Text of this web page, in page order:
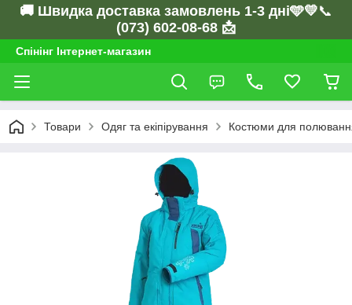
🚚 Швидка доставка замовлень 1-3 дні🩵💛📞
(073) 602-08-68 📩
Спінінг Інтернет-магазин
Товари Одяг та екіпірування Костюми для